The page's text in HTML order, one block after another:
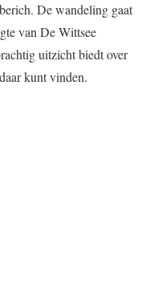
De wandeling gaat
van De Wittsee
uitzicht biedt over
kunt vinden.